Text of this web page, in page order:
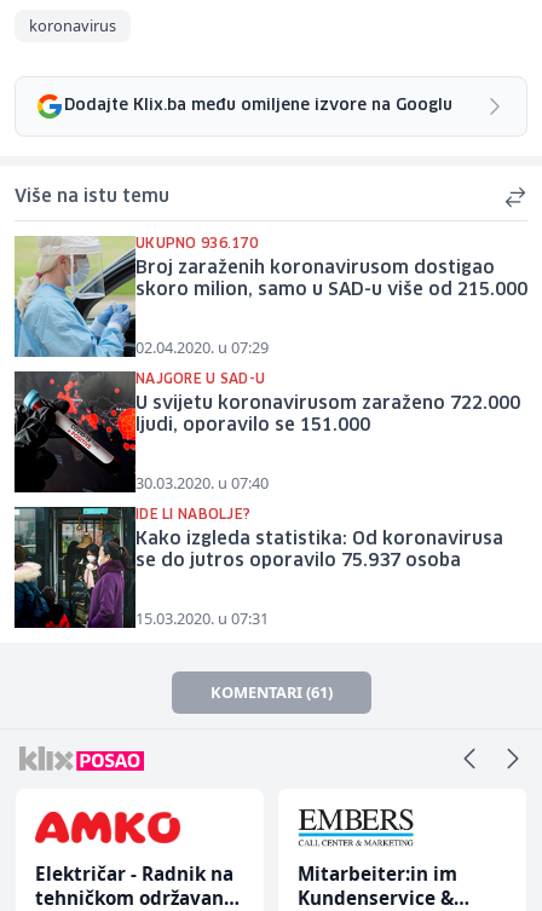
koronavirus
Dodajte Klix.ba među omiljene izvore na Googlu
Više na istu temu
UKUPNO 936.170
Broj zaraženih koronavirusom dostigao
skoro milion, samo u SAD-u više od 215.000
02.04.2020. u 07:29
NAJGORE U SAD-U
U svijetu koronavirusom zaraženo 722.000
ljudi, oporavilo se 151.000
30.03.2020. u 07:40
IDE LI NABOLJE?
Kako izgleda statistika: Od koronavirusa
se do jutros oporavilo 75.937 osoba
15.03.2020. u 07:31
KOMENTARI (61)
Električar - Radnik na
tehničkom održavanju
Mitarbeiter:in im
Kundenservice &